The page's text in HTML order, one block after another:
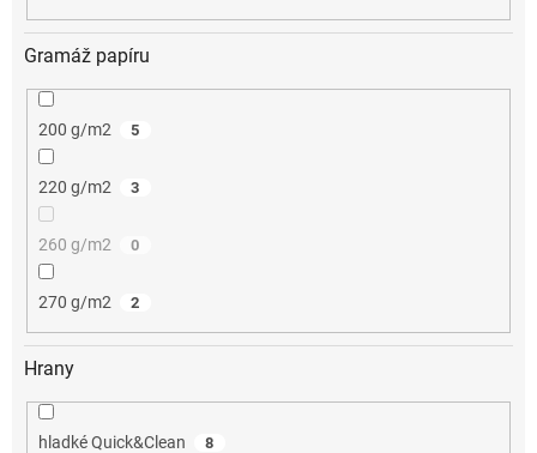
Gramáž papíru
200 g/m2 5
220 g/m2 3
260 g/m2 0
270 g/m2 2
Hrany
hladké Quick&Clean 8